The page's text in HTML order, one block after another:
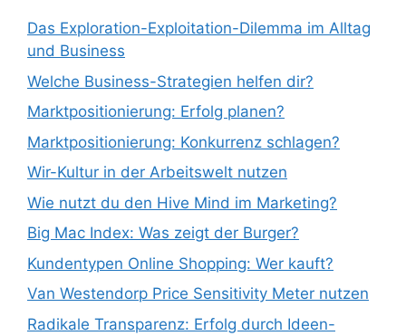
Das Exploration-Exploitation-Dilemma im Alltag
und Business
Welche Business-Strategien helfen dir?
Marktpositionierung: Erfolg planen?
Marktpositionierung: Konkurrenz schlagen?
Wir-Kultur in der Arbeitswelt nutzen
Wie nutzt du den Hive Mind im Marketing?
Big Mac Index: Was zeigt der Burger?
Kundentypen Online Shopping: Wer kauft?
Van Westendorp Price Sensitivity Meter nutzen
Radikale Transparenz: Erfolg durch Ideen-